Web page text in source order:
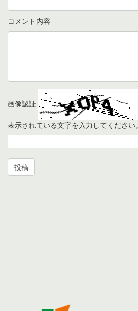
コメント内容
画像認証
表示されている文字を入力してください。